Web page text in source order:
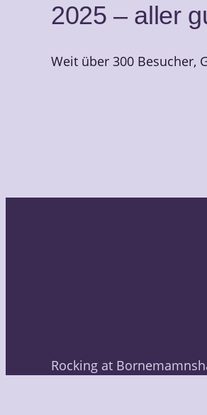
2025 – aller
Weit über 300 Besucher,
Rocking at